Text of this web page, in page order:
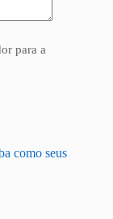
para a
como seus